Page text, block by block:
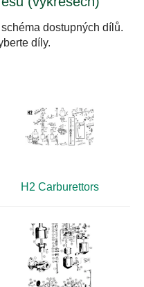
dostupných dílů.
díly.
H2 Carburettors